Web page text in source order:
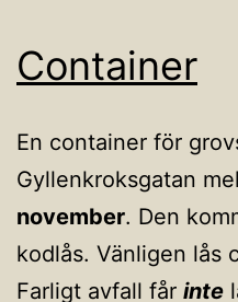
Container
En container för
Gyllenkroks­gatan
november. Den
kodlås. Vänligen lås
Farligt avfall får inte